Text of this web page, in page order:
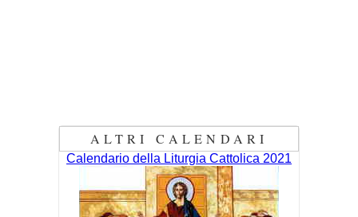
ALTRI CALENDARI
Calendario della Liturgia Cattolica 2021